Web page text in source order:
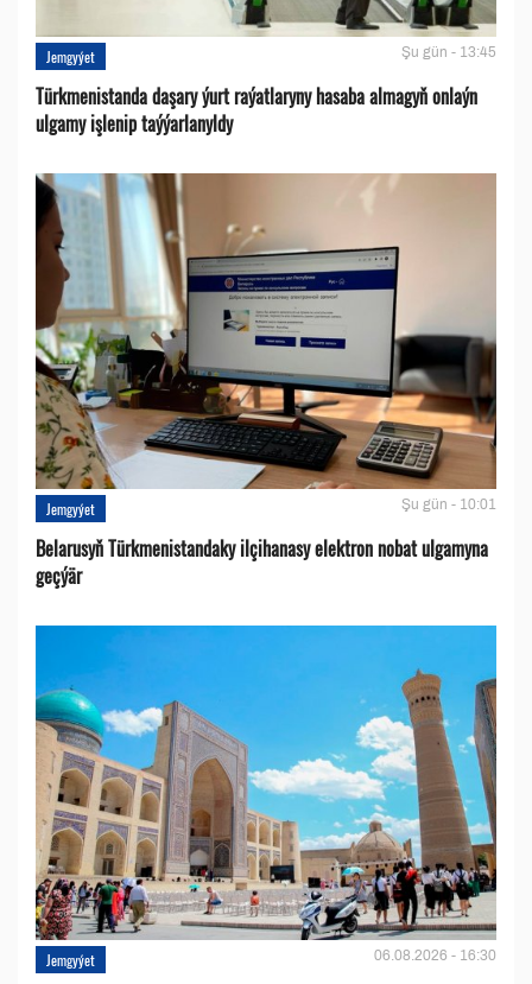
Jemgyýet Şu gün - 13:45
Türkmenistanda daşary ýurt raýatlaryny hasaba almagyň onlaýn
ulgamy işlenip taýýarlanyldy
Jemgyýet Şu gün - 10:01
Belarusyň Türkmenistandaky ilçihanasy elektron nobat ulgamyna
geçýär
Jemgyýet 06.08.2026 - 16:30